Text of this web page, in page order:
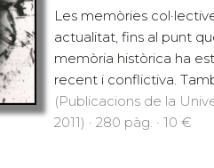
Les memòries
actualitat, fins al punt
memòria històrica ha
recent i conflictiva.
(Publicacions de la
2011) · 280 pàg. · 10 €